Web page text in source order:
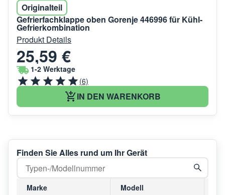
Originalteil
Gefrierfachklappe oben Gorenje 446996 für Kühl-
Gefrierkombination
Produkt Details
25,59 €
1-2 Werktage
(6)
IN DEN WARENKORB
Finden Sie Alles rund um Ihr Gerät
Marke Modell